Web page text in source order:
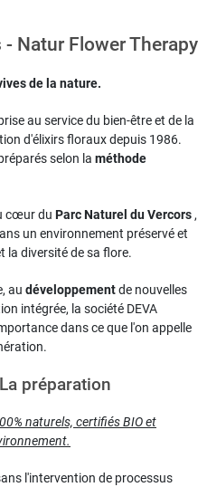
Natur Flower Therapy
de la nature.
au service du bien-être et de la
d'élixirs floraux depuis 1986.
selon la méthode
cœur du Parc Naturel du Vercors,
un environnement préservé et
la diversité de sa flore.
au développementde nouvelles
intégrée, la société DEVA
dans ce que l'on appelle
préparation
naturels, certifiés BIO et
l'intervention de processus